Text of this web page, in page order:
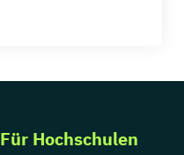
Für Hochschulen